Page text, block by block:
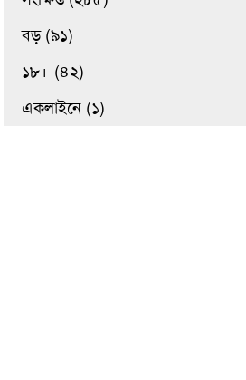
বড় (৯১)
১৮+ (৪২)
একলাইনে (১)